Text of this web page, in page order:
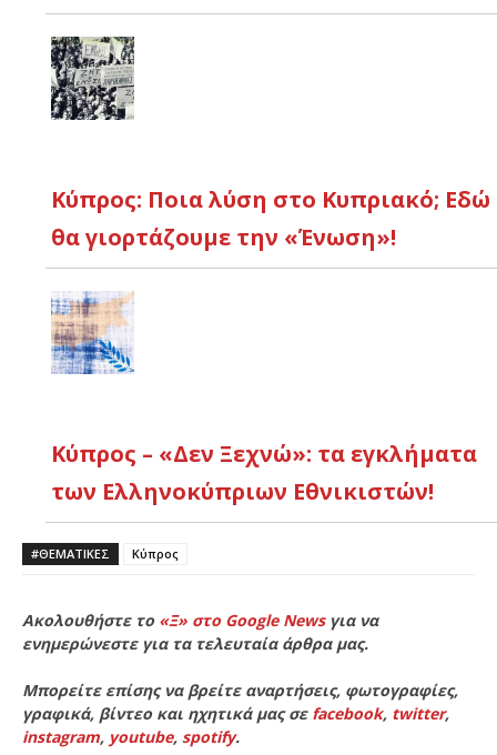
Κύπρος: Ποια λύση στο Κυπριακό; Εδώ
θα γιορτάζουμε την «Ένωση»!
Κύπρος – «Δεν Ξεχνώ»: τα εγκλήματα
των Ελληνοκύπριων Εθνικιστών!
#ΘΕΜΑΤΙΚΈΣ Κύπρος
Ακολουθήστε το «Ξ» στο Google Newsγια να
ενημερώνεστε για τα τελευταία άρθρα μας.
Μπορείτε επίσης να βρείτε αναρτήσεις, φωτογραφίες,
γραφικά, βίντεο και ηχητικά μας σε facebook, twitter,
instagram, youtube, spotify.